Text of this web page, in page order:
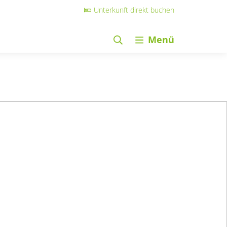
Unterkunft direkt buchen
Menü